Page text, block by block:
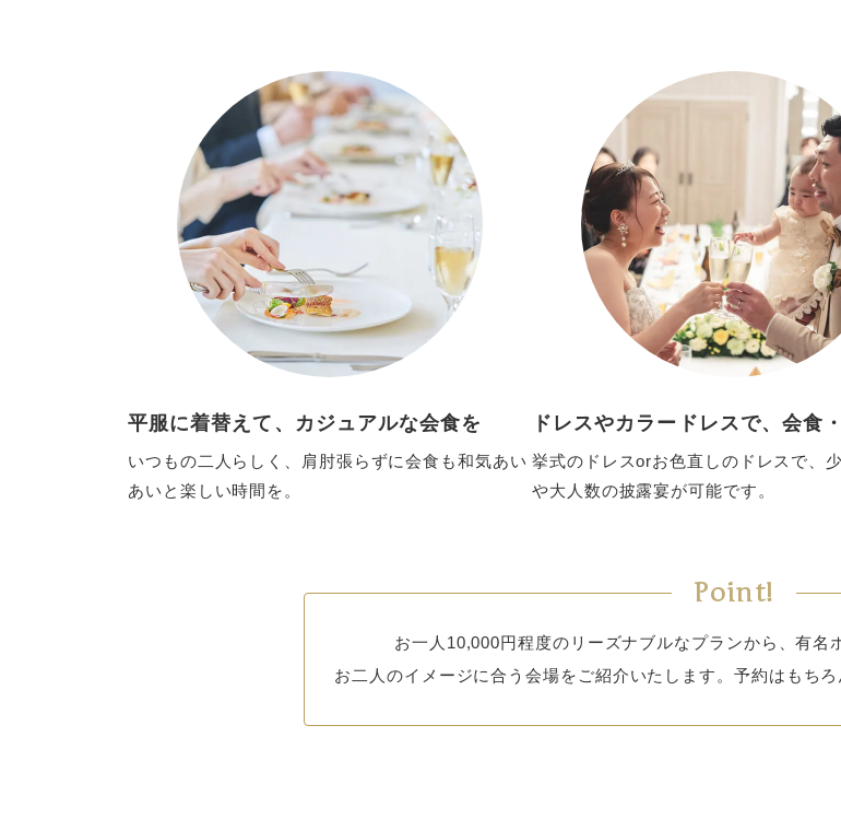
平服に着替えて、カジュアルな会食を
いつもの二人らしく、肩肘張らずに会食も和気あい
あいと楽しい時間を。
ドレスやカラードレスで、会食
挙式のドレスorお色直しのドレスで、
や大人数の披露宴が可能です。
Point!
お一人10,000円程度のリーズナブルなプランから、有名
お二人のイメージに合う会場をご紹介いたします。予約はもち